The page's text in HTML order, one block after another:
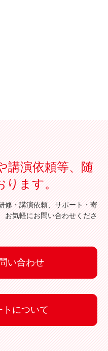
講演依頼等、随
ります。
修・講演依頼、サポート・寄
お気軽にお問い合わせくださ
い合わせ
について